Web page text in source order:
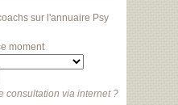
sur l'annuaire Psy
moment
consultation via internet ?